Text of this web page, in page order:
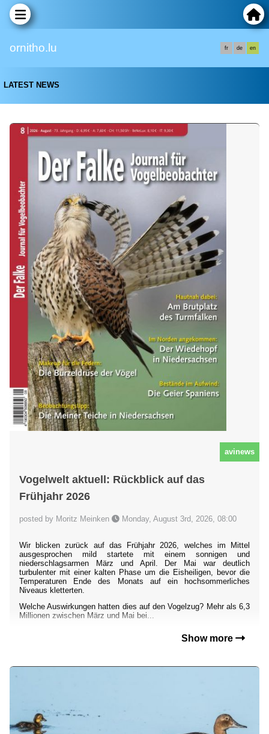
ornitho.lu fr de en
LATEST NEWS
avinews
Vogelwelt aktuell: Rückblick auf das
Frühjahr 2026
posted by Moritz Meinken Monday, August 3rd, 2026, 08:00
Wir blicken zurück auf das Frühjahr 2026, welches im Mittel
ausgesprochen mild startete mit einem sonnigen und
niederschlagsarmen März und April. Der Mai war deutlich
turbulenter mit einer kalten Phase um die Eisheiligen, bevor die
Temperaturen Ende des Monats auf ein hochsommerliches
Niveaus kletterten.
Welche Auswirkungen hatten dies auf den Vogelzug? Mehr als 6,3
Millionen zwischen März und Mai bei...
Show more